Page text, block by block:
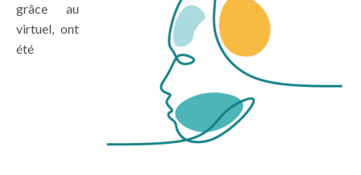
grâce au
virtuel, ont
été